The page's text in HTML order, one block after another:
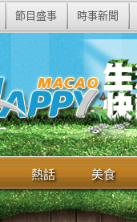
節目盛事 時事新聞
熱話 美食